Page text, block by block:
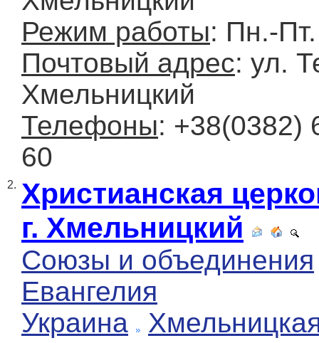
Режим работы: Пн.-
Почтовый адрес: ул.
Хмельницкий
Телефоны: +38(0382)
60
2. Христианская
г. Хмельницкий
Союзы и объединения
Евангелия
Украина